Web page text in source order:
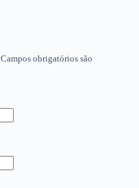
Campos obrigatórios são